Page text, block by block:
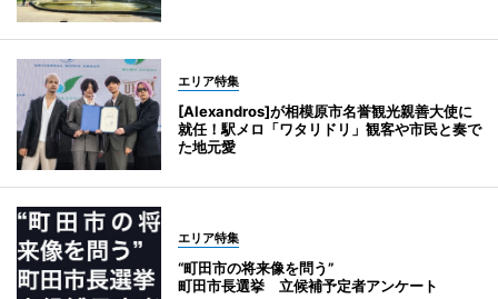
エリア特集
[Alexandros]が相模原市名誉観光親善大使に
就任！駅メロ「ワタリドリ」観客や市民と奏で
た地元愛
エリア特集
“町田市の将来像を問う”
町田市長選挙 立候補予定者アンケート